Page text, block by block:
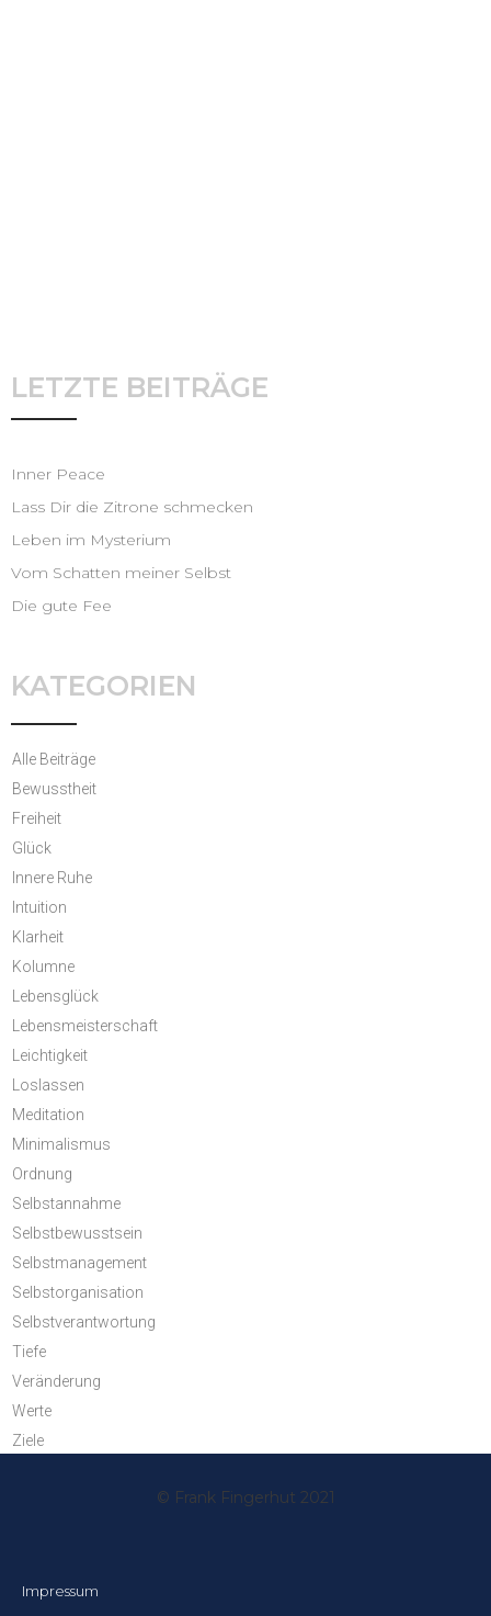
LETZTE BEITRÄGE
Inner Peace
Lass Dir die Zitrone schmecken
Leben im Mysterium
Vom Schatten meiner Selbst
Die gute Fee
KATEGORIEN
Alle Beiträge
Bewusstheit
Freiheit
Glück
Innere Ruhe
Intuition
Klarheit
Kolumne
Lebensglück
Lebensmeisterschaft
Leichtigkeit
Loslassen
Meditation
Minimalismus
Ordnung
Selbstannahme
Selbstbewusstsein
Selbstmanagement
Selbstorganisation
Selbstverantwortung
Tiefe
Veränderung
Werte
Ziele
© Frank Fingerhut 2021
Impressum